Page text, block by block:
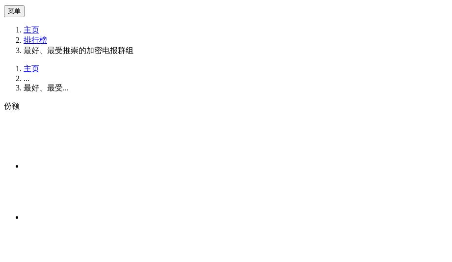
菜单
主页
排行榜
最好、最受推崇的加密电报群组
主页
...
最好、最受...
份额